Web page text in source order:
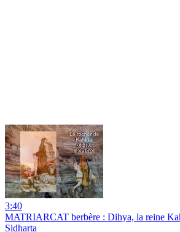
3:40
MATRIARCAT berbère : Dihya, la reine
Sidharta